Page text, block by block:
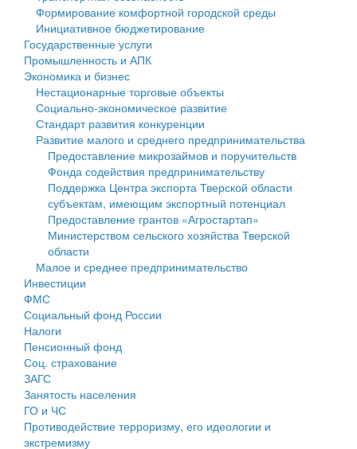
Государственные услуги
Промышленность и АПК
Экономика и бизнес
Символика
Устав
Гостям округа
Туризм
Культура
Образование
Здравоохранение
Социальная защита
Фотоальбом
муниципального округа Тверской области
Администрация Кашинского муниципального округа
Тверской области
Управление сельскими территориями
Открытые данные
Работа с обращениями граждан
Муниципальный контроль
Муниципальные услуги
Проекты административных регламентов
Антимонопольный комплаенс
Противодействие коррупции
Финансовое управление
Бюджет для граждан
Имущество
Выявление правообладателей ранее учтенных
объектов недвижимости
Имущественная поддержка субъектов малого и
среднего предпринимательства
Информационная поддержка субъектов малого и
среднего предпринимательства
Муниципальные программы
Контрольно-счетная палата
Персональные данные
Оценка регулирующего воздействия
Деятельность МУ
Формирование комфортной городской среды
Инициативное бюджетирование
Государственные услуги
Промышленность и АПК
Экономика и бизнес
Нестационарные торговые объекты
Социально-экономическое развитие
Стандарт развития конкуренции
Развитие малого и среднего предпринимательства
Предоставление микрозаймов и поручительств
Фонда содействия предпринимательству
Поддержка Центра экспорта Тверской области
субъектам, имеющим экспортный потенциал
Предоставление грантов «Агростартап»
Министерством сельского хозяйства Тверской
области
Малое и среднее предпринимательство
Инвестиции
ФМС
Социальный фонд России
Налоги
Пенсионный фонд
Соц. страхование
ЗАГС
Занятость населения
ГО и ЧС
Противодействие терроризму, его идеологии и
экстремизму